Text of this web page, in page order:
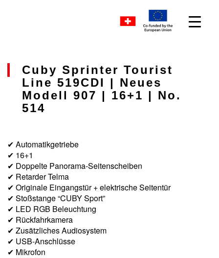
Cuby Sprinter Tourist
Line 519CDI | Neues
Modell 907 | 16+1 | No.
514
✔ Automatikgetriebe
✔ 16+1
✔ Doppelte Panorama-Seitenscheiben
✔ Retarder Telma
✔ Originale Eingangstür + elektrische Seitentür
✔ Stoßstange “CUBY Sport”
✔ LED RGB Beleuchtung
✔ Rückfahrkamera
✔ Zusätzliches Audiosystem
✔ USB-Anschlüsse
✔ Mikrofon